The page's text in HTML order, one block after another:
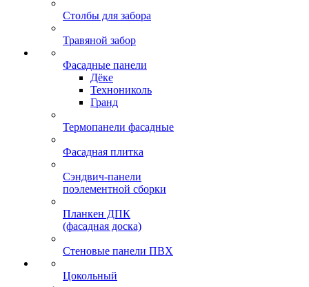
Столбы для забора
Травяной забор
Фасадные панели
Дёке
Технониколь
Гранд
Термопанели фасадные
Фасадная плитка
Сэндвич-панели
поэлементной сборки
Планкен ДПК
(фасадная доска)
Стеновые панели ПВХ
Цокольный